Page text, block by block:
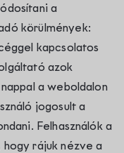
a
körülmények:
kapcsolatos
azok
a weboldalon
jogosult a
Felhasználók a
rájuk nézve a